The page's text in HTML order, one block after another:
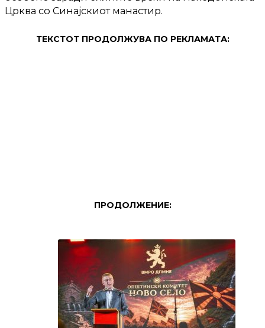
Црква со Синајскиот манастир.
ТЕКСТОТ ПРОДОЛЖУВА ПО РЕКЛАМАТА:
ПРОДОЛЖЕНИЕ: